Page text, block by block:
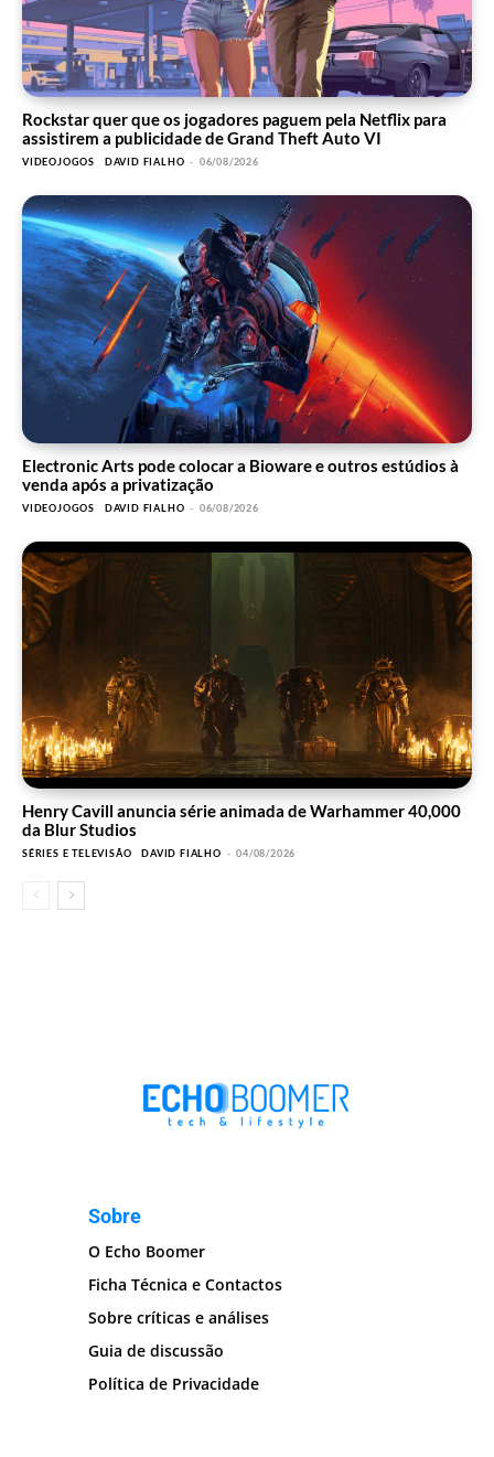
Rockstar quer que os jogadores paguem pela Netflix para
assistirem a publicidade de Grand Theft Auto VI
VIDEOJOGOS DAVID FIALHO - 06/08/2026
Electronic Arts pode colocar a Bioware e outros estúdios à
venda após a privatização
VIDEOJOGOS DAVID FIALHO - 06/08/2026
Henry Cavill anuncia série animada de Warhammer 40,000
da Blur Studios
SÉRIES E TELEVISÃO DAVID FIALHO - 04/08/2026
Sobre
O Echo Boomer
Ficha Técnica e Contactos
Sobre críticas e análises
Guia de discussão
Política de Privacidade